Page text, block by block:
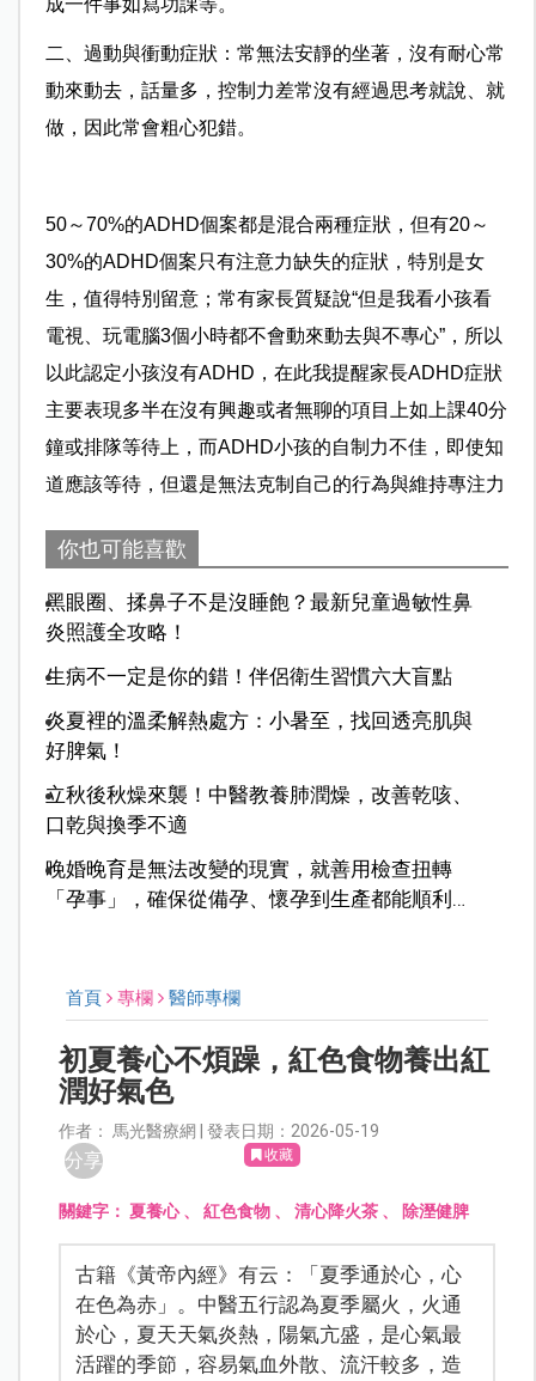
成一件事如寫功課等。
二、過動與衝動症狀：常無法安靜的坐著，沒有耐心常
動來動去，話量多，控制力差常沒有經過思考就說、就
做，因此常會粗心犯錯。
50～70%的ADHD個案都是混合兩種症狀，但有20～
30%的ADHD個案只有注意力缺失的症狀，特別是女
生，值得特別留意；常有家長質疑說“但是我看小孩看
電視、玩電腦3個小時都不會動來動去與不專心”，所以
以此認定小孩沒有ADHD，在此我提醒家長ADHD症狀
主要表現多半在沒有興趣或者無聊的項目上如上課40分
鐘或排隊等待上，而ADHD小孩的自制力不佳，即使知
道應該等待，但還是無法克制自己的行為與維持專注力
你也可能喜歡
黑眼圈、揉鼻子不是沒睡飽？最新兒童過敏性鼻
炎照護全攻略！
生病不一定是你的錯！伴侶衛生習慣六大盲點
炎夏裡的溫柔解熱處方：小暑至，找回透亮肌與
好脾氣！
立秋後秋燥來襲！中醫教養肺潤燥，改善乾咳、
口乾與換季不適
晚婚晚育是無法改變的現實，就善用檢查扭轉
「孕事」，確保從備孕、懷孕到生產都能順利前
首頁 專欄 醫師專欄
初夏養心不煩躁，紅色食物養出紅
潤好氣色
作者： 馬光醫療網 | 發表日期：2026-05-19
分享 收藏
關鍵字：夏養心、紅色食物 、清心降火茶 、 除溼健脾
古籍《黃帝內經》有云：「夏季通於心，心
在色為赤」。中醫五行認為夏季屬火，火通
於心，夏天天氣炎熱，陽氣亢盛，是心氣最
活躍的季節，容易氣血外散、流汗較多，造